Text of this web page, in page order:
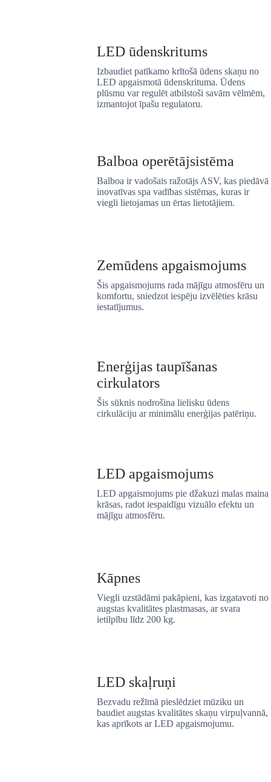
LED ūdenskritums
Izbaudiet patīkamo krītošā ūdens skaņu no
LED apgaismotā ūdenskrituma. Ūdens
plūsmu var regulēt atbilstoši savām vēlmēm,
izmantojot īpašu regulatoru.
Balboa operētājsistēma
Balboa ir vadošais ražotājs ASV, kas piedāvā
inovatīvas spa vadības sistēmas, kuras ir
viegli lietojamas un ērtas lietotājiem.
Zemūdens apgaismojums
Šis apgaismojums rada mājīgu atmosfēru un
komfortu, sniedzot iespēju izvēlēties krāsu
iestatījumus.
Enerģijas taupīšanas
cirkulators
Šis sūknis nodrošina lielisku ūdens
cirkulāciju ar minimālu enerģijas patēriņu.
LED apgaismojums
LED apgaismojums pie džakuzi malas maina
krāsas, radot iespaidīgu vizuālo efektu un
mājīgu atmosfēru.
Kāpnes
Viegli uzstādāmi pakāpieni, kas izgatavoti no
augstas kvalitātes plastmasas, ar svara
ietilpību līdz 200 kg.
LED skaļruņi
Bezvadu režīmā pieslēdziet mūziku un
baudiet augstas kvalitātes skaņu virpuļvannā,
kas aprīkots ar LED apgaismojumu.